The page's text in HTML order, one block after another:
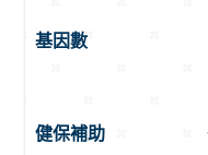
基因數
健保補助